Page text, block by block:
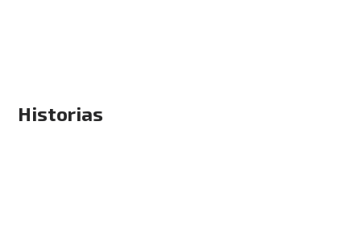
Historias